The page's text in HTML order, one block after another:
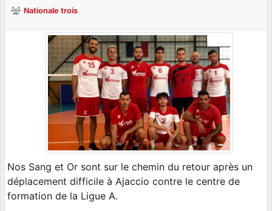
Nationale trois
Nos Sang et Or sont sur le chemin du retour après un
déplacement difficile à Ajaccio contre le centre de
formation de la Ligue A.